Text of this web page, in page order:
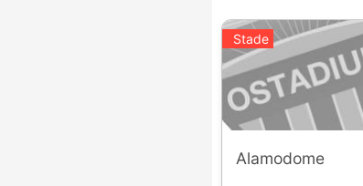
Stade
Alamodome